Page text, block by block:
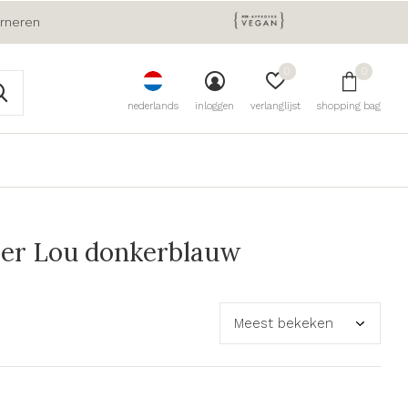
nederlands inloggen verlanglijst
0
shopping bag
0
Lou donkerblauw